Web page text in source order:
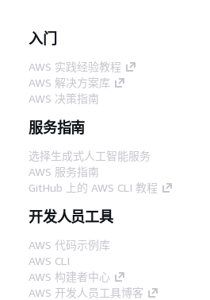
入门
AWS 实践经验教程
AWS 解决方案库
AWS 决策指南
服务指南
选择生成式人工智能服务
AWS 服务指南
GitHub 上的 AWS CLI 教程
开发人员工具
AWS 代码示例库
AWS CLI
AWS 构建者中心
AWS 开发人员工具博客